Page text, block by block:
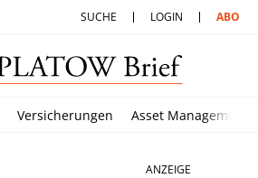
SUCHE LOGIN ABO
Versicherungen Asset Management
ANZEIGE